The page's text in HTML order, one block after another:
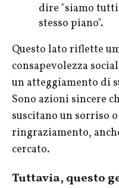
dire "siamo
stesso piano".
Questo lato riflette
consapevolezza
un atteggiamento di
Sono azioni sincere
suscitano un sorriso
ringraziamento,
cercato.
Tuttavia, questo